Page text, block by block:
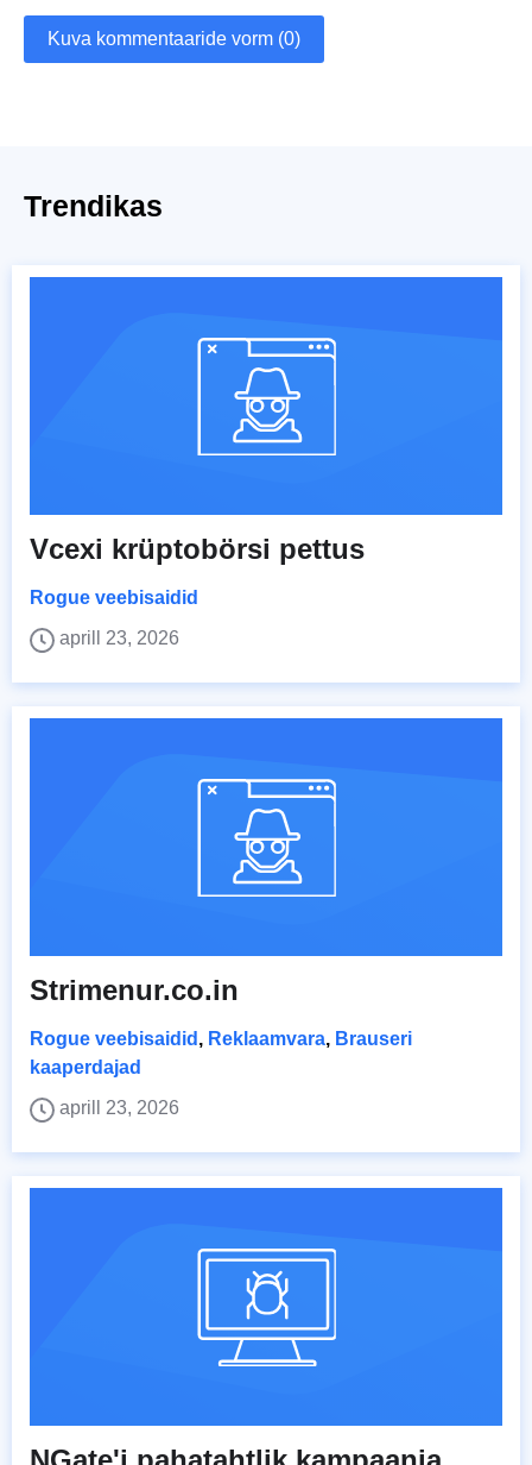
Kuva kommentaaride vorm (0)
Trendikas
Vcexi krüptobörsi pettus
Rogue veebisaidid
aprill 23, 2026
Strimenur.co.in
Rogue veebisaidid , Reklaamvara, Brauseri
kaaperdajad
aprill 23, 2026